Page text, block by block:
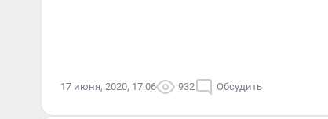
17 июня, 2020, 17:06 932 Обсудить